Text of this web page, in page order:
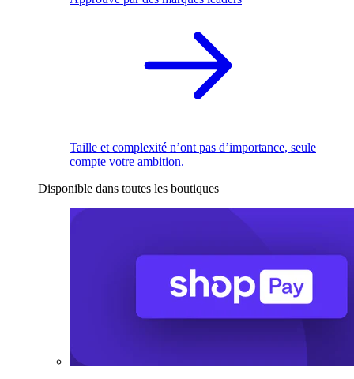
Taille et complexité n’ont pas d’importance, seule
compte votre ambition.
Disponible dans toutes les boutiques